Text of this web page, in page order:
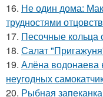
16. Не один дома:
трудностями
17. Песочные кольца
18. Салат
19. Алёна водонаева
неугодных
20. Рыбная